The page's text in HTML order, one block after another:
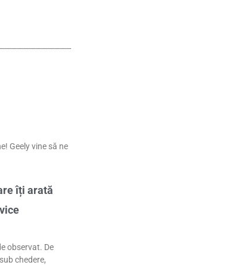
Geely vine să ne
îți arată
observat. De
chedere,